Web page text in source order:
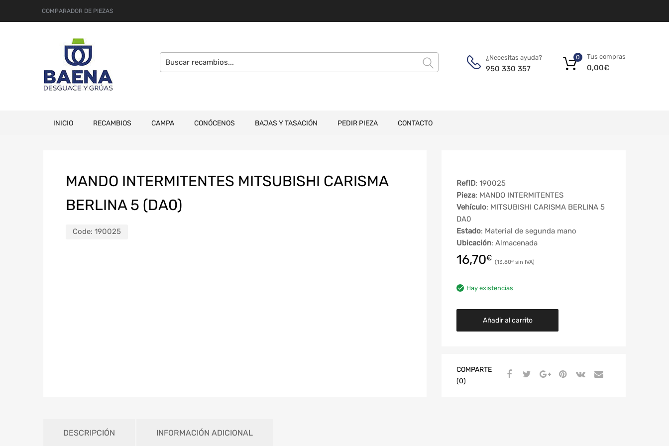
COMPARADOR DE PIEZAS
¿Necesitas ayuda?
950 330 357
Tus compras
0,00€
0
INICIO RECAMBIOS CAMPA CONÓCENOS BAJAS Y TASACIÓN PEDIR PIEZA CONTACTO
MANDO INTERMITENTES MITSUBISHI CARISMA
BERLINA 5 (DA0)
Code: 190025
RefID: 190025
Pieza: MANDO INTERMITENTES
Vehículo: MITSUBISHI CARISMA BERLINA 5
DA0
Estado: Material de segunda mano
Ubicación: Almacenada
16,70€ 13,80€
Hay existencias
Añadir al carrito
COMPARTE
(0)
DESCRIPCIÓN INFORMACIÓN ADICIONAL